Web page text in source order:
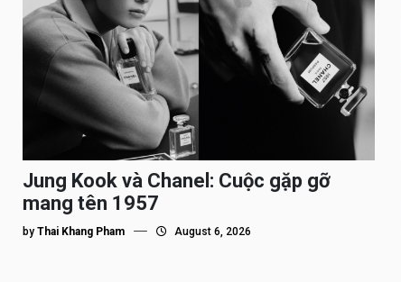
Jung Kook và Chanel: Cuộc gặp gỡ
mang tên 1957
by Thai Khang Pham August 6, 2026